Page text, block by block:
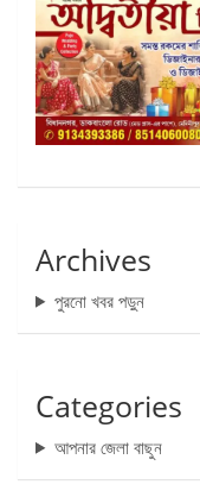
Archives
পুরনো খবর পড়ুন
Categories
আপনার জেলা বাছুন